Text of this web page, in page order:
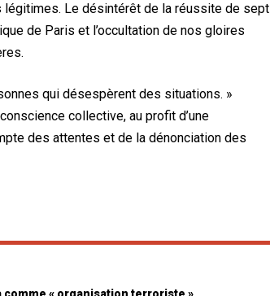
Le désintérêt de la réussite de sept
de Paris et l’occultation de nos gloires
qui désespèrent des situations. »
collective, au profit d’une
des attentes et de la dénonciation des